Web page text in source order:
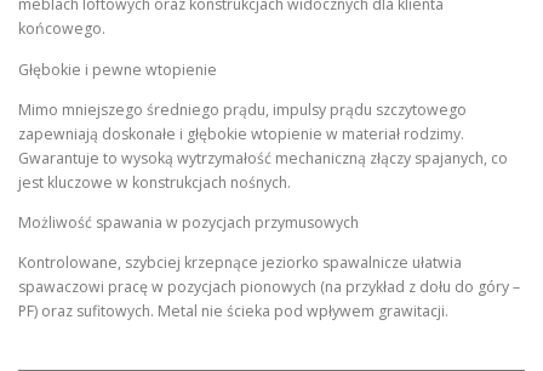
meblach loftowych oraz konstrukcjach widocznych dla klienta
końcowego.
Głębokie i pewne wtopienie
Mimo mniejszego średniego prądu, impulsy prądu szczytowego
zapewniają doskonałe i głębokie wtopienie w materiał rodzimy.
Gwarantuje to wysoką wytrzymałość mechaniczną złączy spajanych, co
jest kluczowe w konstrukcjach nośnych.
Możliwość spawania w pozycjach przymusowych
Kontrolowane, szybciej krzepnące jeziorko spawalnicze ułatwia
spawaczowi pracę w pozycjach pionowych (na przykład z dołu do góry –
PF) oraz sufitowych. Metal nie ścieka pod wpływem grawitacji.